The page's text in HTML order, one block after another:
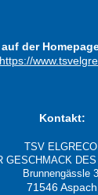
der
https://
Kontakt:
TSV ELGRECO
GESCHMACK
Brunnengässle
71546 Aspach